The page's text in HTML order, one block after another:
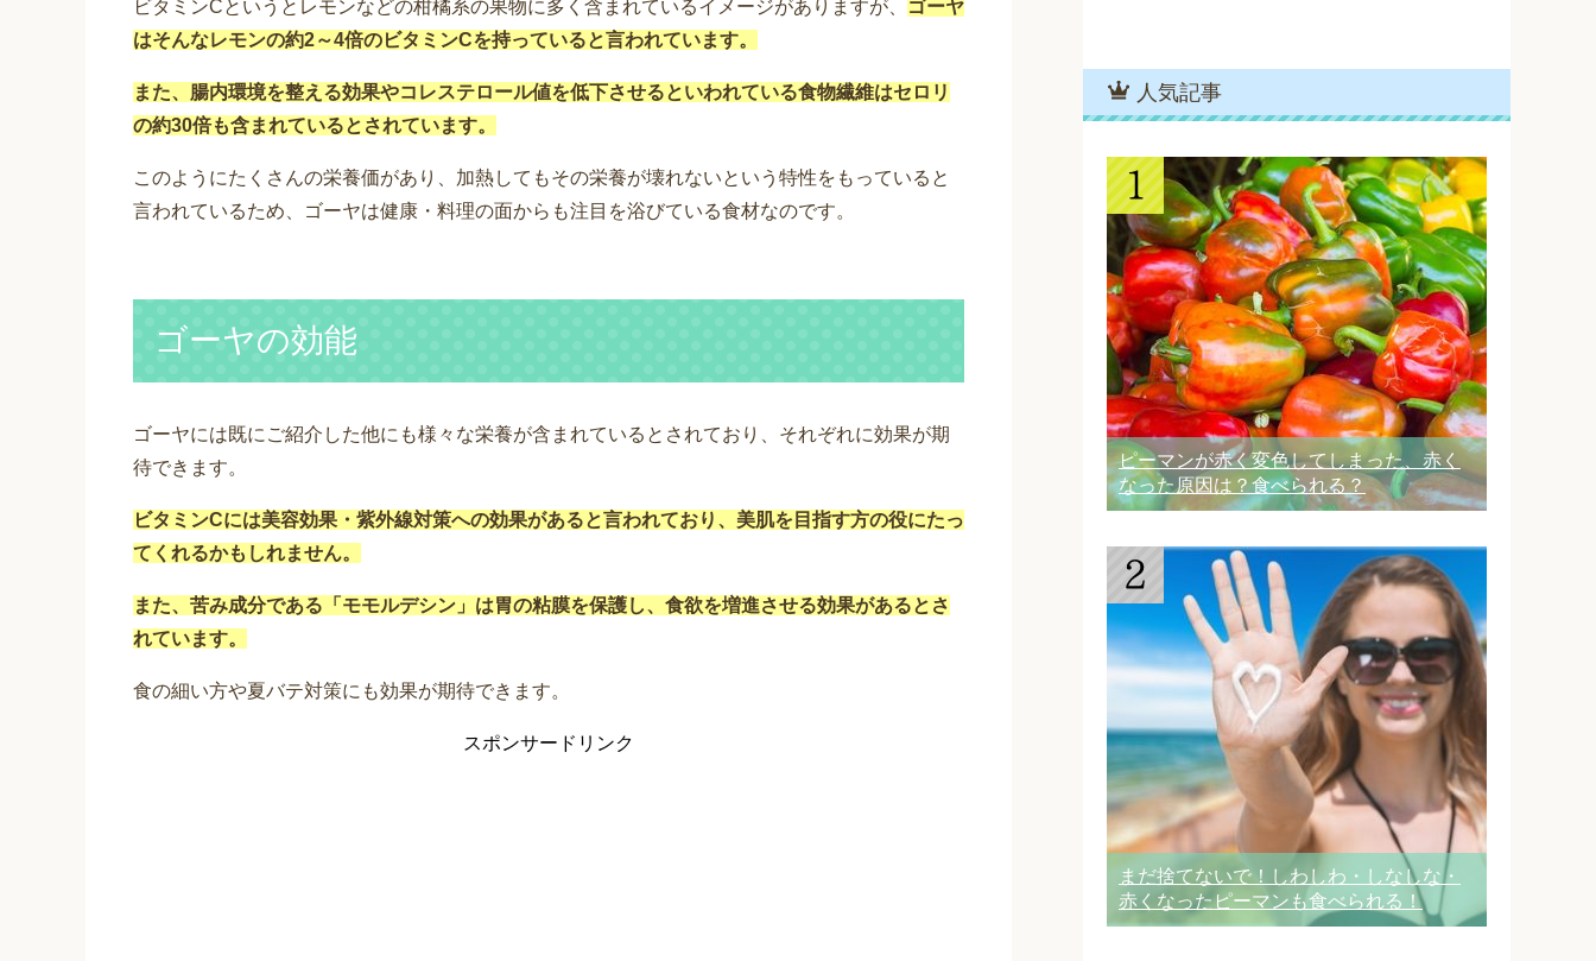
ビタミンCというとレモンなどの柑橘系の果物に多く含まれているイメージがありますが、
ゴーヤ
はそんなレモンの約2～4倍のビタミンCを持っていると言われています。
また、腸内環境を整える効果やコレステロール値を低下させるといわれている食物繊維はセロリ
の約30倍も含まれているとされています。
このようにたくさんの栄養価があり、加熱してもその栄養が壊れないという特性をもっていると
言われているため、ゴーヤは健康・料理の面からも注目を浴びている食材なのです。
ゴーヤの効能
ゴーヤには既にご紹介した他にも様々な栄養が含まれているとされており、それぞれに効果が期
待できます。
ビタミンCには美容効果・紫外線対策への効果があると言われており、美肌を目指す方の役にたっ
てくれるかもしれません。
また、苦み成分である「モモルデシン」は胃の粘膜を保護し、食欲を増進させる効果があるとさ
れています。
食の細い方や夏バテ対策にも効果が期待できます。
スポンサードリンク
人気記事
ピーマンが赤く変色してしまった、赤く
なった原因は？食べられる？
まだ捨てないで！しわしわ・しなしな・
赤くなったピーマンも食べられる！